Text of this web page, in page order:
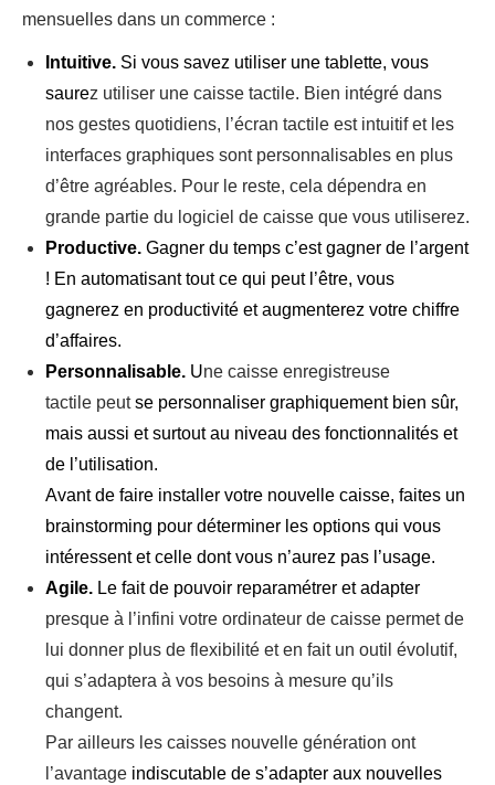
mensuelles dans un commerce :
Intuitive. Si vous savez utiliser une tablette, vous
saurez utiliser une caisse tactile. Bien intégré dans
nos gestes quotidiens, l’écran tactile est intuitif et les
interfaces graphiques sont personnalisables en plus
d’être agréables. Pour le reste, cela dépendra en
grande partie du logiciel de caisse que vous utiliserez.
Productive. Gagner du temps c’est gagner de l’argent
! En automatisant tout ce qui peut l’être, vous
gagnerez en productivité et augmenterez votre chiffre
d’affaires.
Personnalisable. Une caisse enregistreuse
tactile peutse personnaliser graphiquement bien sûr,
mais aussi et surtout au niveau des fonctionnalités et
de l’utilisation.
Avant de faire installer votre nouvelle caisse, faites un
brainstorming pour déterminer les options qui vous
intéressent et celle dont vous n’aurez pas l’usage.
Agile. Le fait de pouvoir reparamétrer et adapter
presque à l’infini votre ordinateur de caisse permet de
lui donner plus de flexibilité et en fait un outil évolutif,
qui s’adaptera à vos besoins à mesure qu’ils
changent.
Par ailleurs les caisses nouvelle génération ont
l’avantage indiscutable de s’adapter aux nouvelles